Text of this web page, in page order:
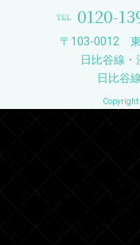
0120-
〒103-0012 東
日比谷線
日比谷
Copyright